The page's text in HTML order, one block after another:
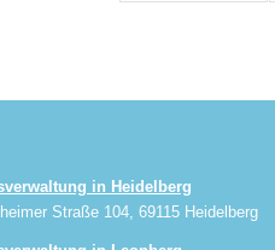
in Heidelberg
Straße 104, 69115 Heidelberg